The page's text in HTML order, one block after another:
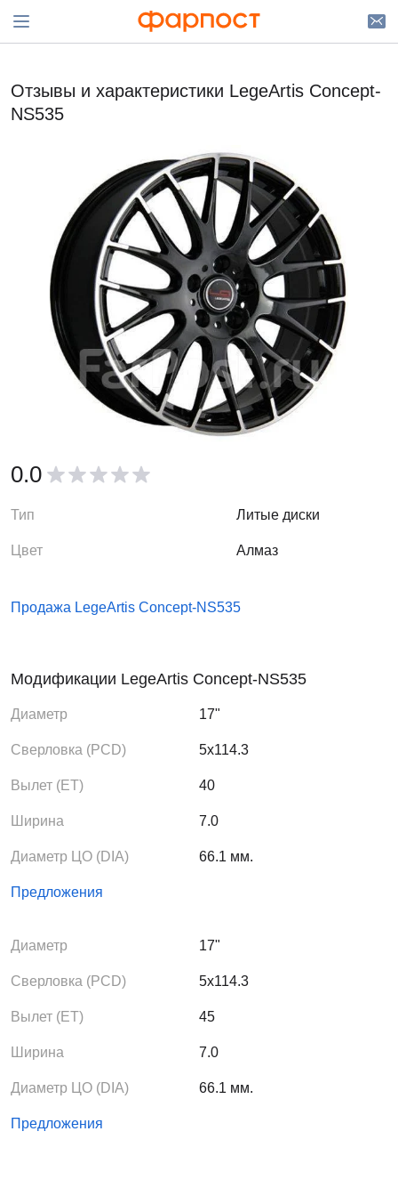
Отзывы и характеристики LegeArtis Concept-
NS535
0.0
Тип Литые диски
Цвет Алмаз
Продажа LegeArtis Concept-NS535
Модификации LegeArtis Concept-NS535
Диаметр 17"
Сверловка (PCD) 5x114.3
Вылет (ЕТ) 40
Ширина 7.0
Диаметр ЦО (DIA) 66.1 мм.
Предложения
Диаметр 17"
Сверловка (PCD) 5x114.3
Вылет (ЕТ) 45
Ширина 7.0
Диаметр ЦО (DIA) 66.1 мм.
Предложения